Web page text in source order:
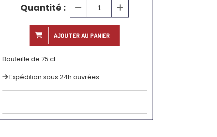
Quantité :
AJOUTER AU PANIER
Bouteille de 75 cl
Expédition sous 24h ouvrées